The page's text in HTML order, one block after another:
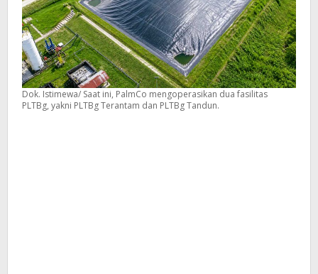
Dok. Istimewa/ Saat ini, PalmCo mengoperasikan dua fasilitas
PLTBg, yakni PLTBg Terantam dan PLTBg Tandun.